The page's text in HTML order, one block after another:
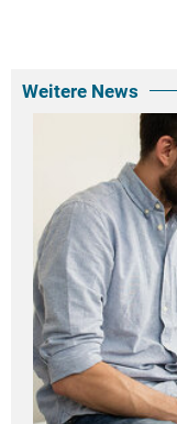
Weitere News